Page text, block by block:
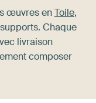
œuvres enToile,
Chaque
livraison
composer